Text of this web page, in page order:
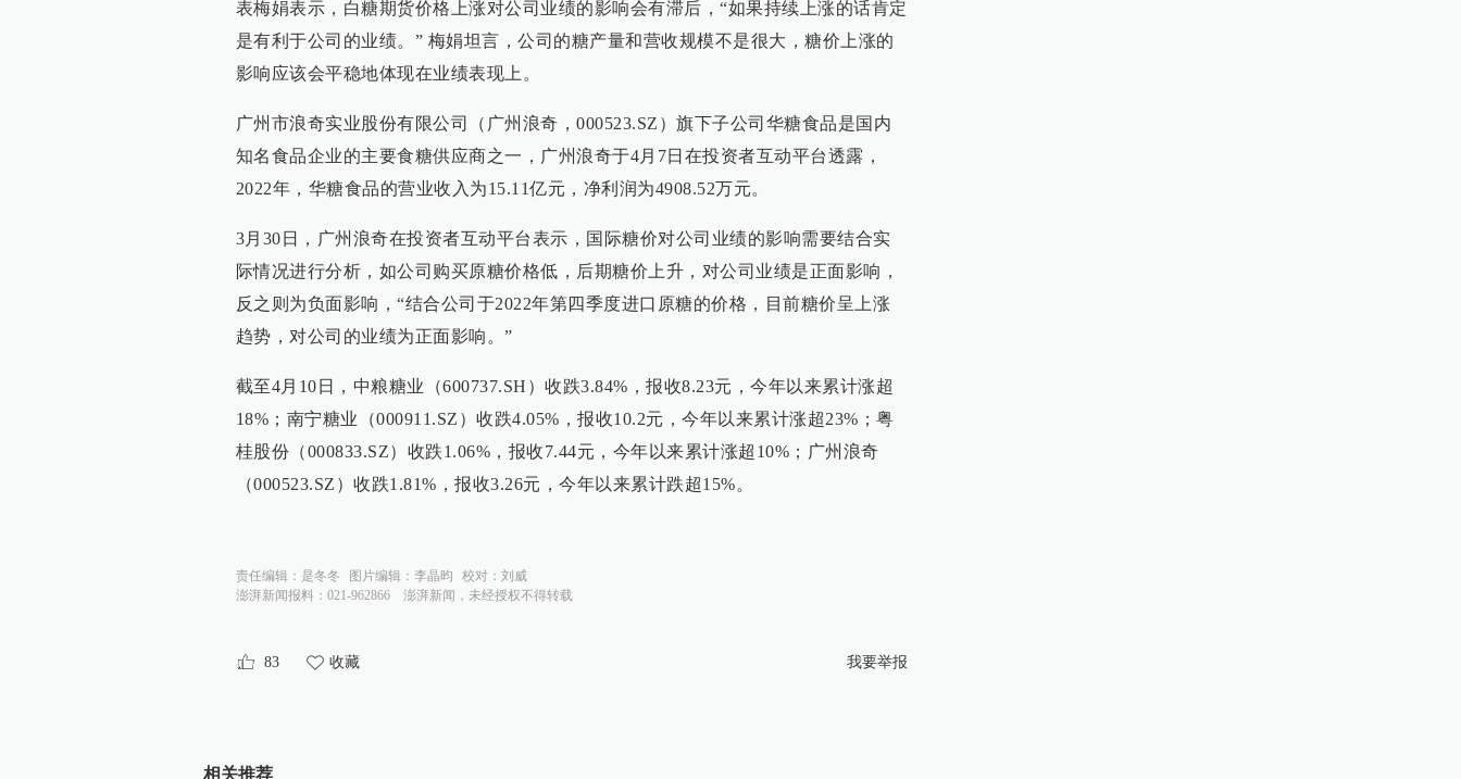
表梅娟表示，白糖期货价格上涨对公司业绩的影响会有滞后，“如果持续上涨的话肯定
是有利于公司的业绩。” 梅娟坦言，公司的糖产量和营收规模不是很大，糖价上涨的
影响应该会平稳地体现在业绩表现上。
广州市浪奇实业股份有限公司（广州浪奇，000523.SZ）旗下子公司华糖食品是国内
知名食品企业的主要食糖供应商之一，广州浪奇于4月7日在投资者互动平台透露，
2022年，华糖食品的营业收入为15.11亿元，净利润为4908.52万元。
3月30日，广州浪奇在投资者互动平台表示，国际糖价对公司业绩的影响需要结合实
际情况进行分析，如公司购买原糖价格低，后期糖价上升，对公司业绩是正面影响，
反之则为负面影响，“结合公司于2022年第四季度进口原糖的价格，目前糖价呈上涨
趋势，对公司的业绩为正面影响。”
截至4月10日，中粮糖业（600737.SH）收跌3.84%，报收8.23元，今年以来累计涨超
18%；南宁糖业（000911.SZ）收跌4.05%，报收10.2元，今年以来累计涨超23%；粤
桂股份（000833.SZ）收跌1.06%，报收7.44元，今年以来累计涨超10%；广州浪奇
（000523.SZ）收跌1.81%，报收3.26元，今年以来累计跌超15%。
责任编辑： 是冬冬 图片编辑： 李晶昀 校对： 刘威
澎湃新闻报料：021-962866
澎湃新闻，未经授权不得转载
83 收藏 我要举报
相关推荐